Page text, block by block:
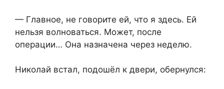
— Главное, не говорите ей, что я здесь. Ей
нельзя волноваться. Может, после
операции… Она назначена через неделю.
Николай встал, подошёл к двери, обернулся: